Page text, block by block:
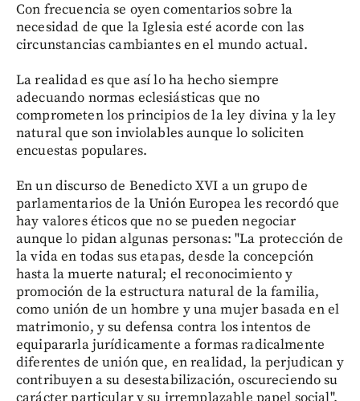
Con frecuencia se oyen comentarios sobre la
necesidad de que la Iglesia esté acorde con las
circunstancias cambiantes en el mundo actual.
La realidad es que así lo ha hecho siempre
adecuando normas eclesiásticas que no
comprometen los principios de la ley divina y la ley
natural que son inviolables aunque lo soliciten
encuestas populares.
En un discurso de Benedicto XVI a un grupo de
parlamentarios de la Unión Europea les recordó que
hay valores éticos que no se pueden negociar
aunque lo pidan algunas personas: "La protección de
la vida en todas sus etapas, desde la concepción
hasta la muerte natural; el reconocimiento y
promoción de la estructura natural de la familia,
como unión de un hombre y una mujer basada en el
matrimonio, y su defensa contra los intentos de
equipararla jurídicamente a formas radicalmente
diferentes de unión que, en realidad, la perjudican y
contribuyen a su desestabilización, oscureciendo su